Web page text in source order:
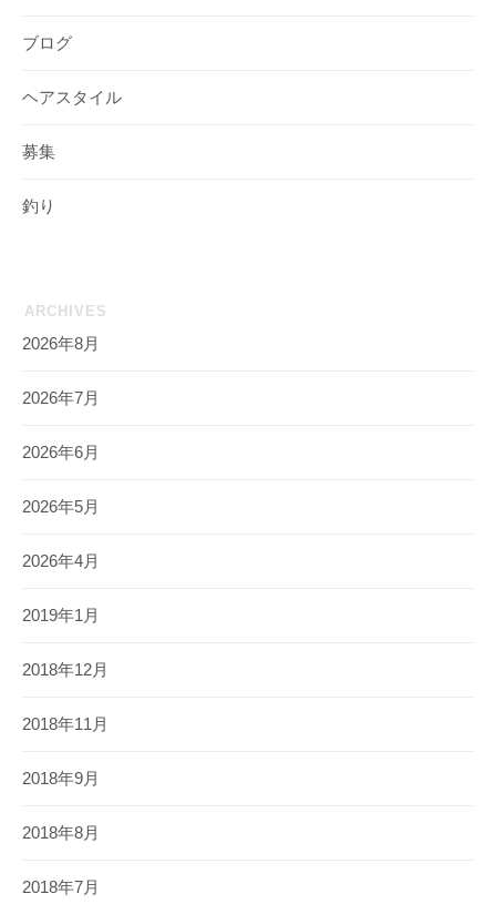
ブログ
ヘアスタイル
募集
釣り
ARCHIVES
2026年8月
2026年7月
2026年6月
2026年5月
2026年4月
2019年1月
2018年12月
2018年11月
2018年9月
2018年8月
2018年7月